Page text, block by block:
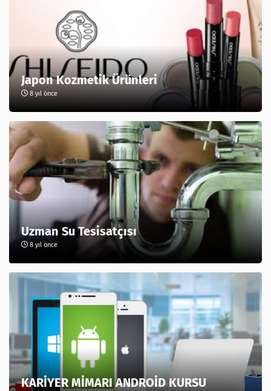
Japon Kozmetik Ürünleri
8 yıl önce
Uzman Su Tesisatçısı
8 yıl önce
KARİYER MİMARI ANDROİD KURSU